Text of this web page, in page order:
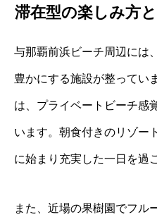
滞在型の楽しみ方
与那覇前浜ビーチ周辺には
豊かにする施設が整ってい
は、プライベートビーチ感
います。朝食付きのリゾー
に始まり充実した一日を過
また、近場の果樹園でフル